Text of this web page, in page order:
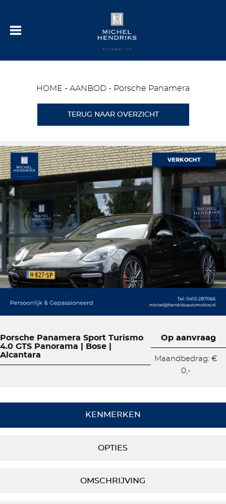
HOME - AANBOD - Porsche Panamera
TERUG NAAR OVERZICHT
Porsche Panamera Sport Turismo
4.0 GTS Panorama | Bose |
Alcantara
Op aanvraag
Maandbedrag: €
0,-
KENMERKEN
OPTIES
OMSCHRIJVING